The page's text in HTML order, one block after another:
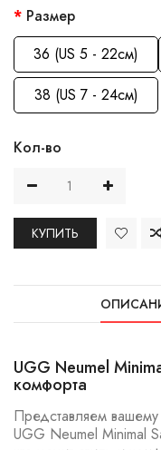
Размер
36 (US 5 - 22см)
38 (US 7 - 24см)
Кол-во
КУПИТЬ
UGG Neumel
комфорта
Представляем
UGG Neumel Minimal